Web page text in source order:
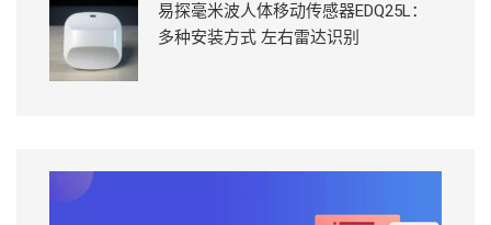
易探毫米波人体移动传感器EDQ25L：
多种安装方式 左右雷达识别